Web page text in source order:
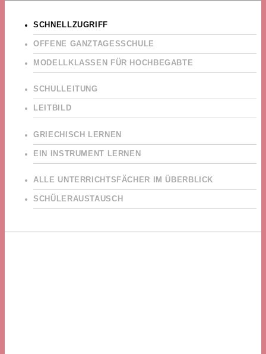
SCHNELLZUGRIFF
OFFENE GANZTAGESSCHULE
MODELLKLASSEN FÜR HOCHBEGABTE
SCHULLEITUNG
LEITBILD
GRIECHISCH LERNEN
EIN INSTRUMENT LERNEN
ALLE UNTERRICHTSFÄCHER IM ÜBERBLICK
SCHÜLERAUSTAUSCH